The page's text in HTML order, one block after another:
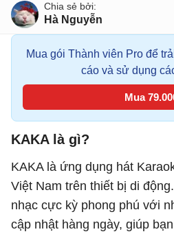
Hà Nguyễn
Mua gói Thành viên Pro để
cáo và sử dụng
Mua
KAKA là gì?
KAKA là ứng dụng hát
Việt Nam trên thiết bị di
nhạc cực kỳ phong phú với
cập nhật hàng ngày, giúp